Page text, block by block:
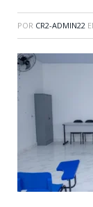
POR CR2-ADMIN22